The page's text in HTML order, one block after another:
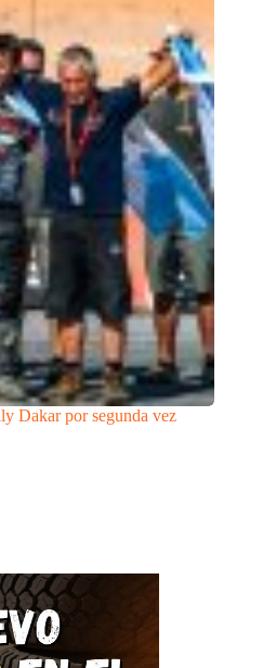
Dakar por segunda vez